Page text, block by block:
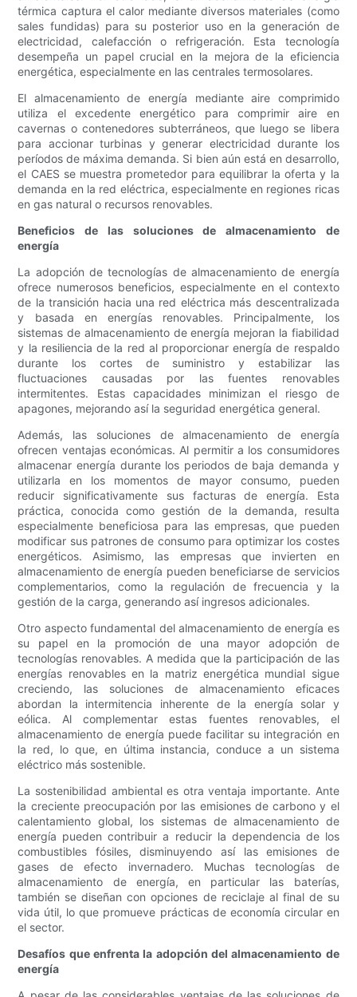
térmica captura el calor mediante diversos materiales (como
sales fundidas) para su posterior uso en la generación de
electricidad, calefacción o refrigeración. Esta tecnología
desempeña un papel crucial en la mejora de la eficiencia
energética, especialmente en las centrales termosolares.
El almacenamiento de energía mediante aire comprimido
utiliza el excedente energético para comprimir aire en
cavernas o contenedores subterráneos, que luego se libera
para accionar turbinas y generar electricidad durante los
períodos de máxima demanda. Si bien aún está en desarrollo,
el CAES se muestra prometedor para equilibrar la oferta y la
demanda en la red eléctrica, especialmente en regiones ricas
en gas natural o recursos renovables.
Beneficios de las soluciones de almacenamiento de
energía
La adopción de tecnologías de almacenamiento de energía
ofrece numerosos beneficios, especialmente en el contexto
de la transición hacia una red eléctrica más descentralizada
y basada en energías renovables. Principalmente, los
sistemas de almacenamiento de energía mejoran la fiabilidad
y la resiliencia de la red al proporcionar energía de respaldo
durante los cortes de suministro y estabilizar las
fluctuaciones causadas por las fuentes renovables
intermitentes. Estas capacidades minimizan el riesgo de
apagones, mejorando así la seguridad energética general.
Además, las soluciones de almacenamiento de energía
ofrecen ventajas económicas. Al permitir a los consumidores
almacenar energía durante los periodos de baja demanda y
utilizarla en los momentos de mayor consumo, pueden
reducir significativamente sus facturas de energía. Esta
práctica, conocida como gestión de la demanda, resulta
especialmente beneficiosa para las empresas, que pueden
modificar sus patrones de consumo para optimizar los costes
energéticos. Asimismo, las empresas que invierten en
almacenamiento de energía pueden beneficiarse de servicios
complementarios, como la regulación de frecuencia y la
gestión de la carga, generando así ingresos adicionales.
Otro aspecto fundamental del almacenamiento de energía es
su papel en la promoción de una mayor adopción de
tecnologías renovables. A medida que la participación de las
energías renovables en la matriz energética mundial sigue
creciendo, las soluciones de almacenamiento eficaces
abordan la intermitencia inherente de la energía solar y
eólica. Al complementar estas fuentes renovables, el
almacenamiento de energía puede facilitar su integración en
la red, lo que, en última instancia, conduce a un sistema
eléctrico más sostenible.
La sostenibilidad ambiental es otra ventaja importante. Ante
la creciente preocupación por las emisiones de carbono y el
calentamiento global, los sistemas de almacenamiento de
energía pueden contribuir a reducir la dependencia de los
combustibles fósiles, disminuyendo así las emisiones de
gases de efecto invernadero. Muchas tecnologías de
almacenamiento de energía, en particular las baterías,
también se diseñan con opciones de reciclaje al final de su
vida útil, lo que promueve prácticas de economía circular en
el sector.
Desafíos que enfrenta la adopción del almacenamiento de
energía